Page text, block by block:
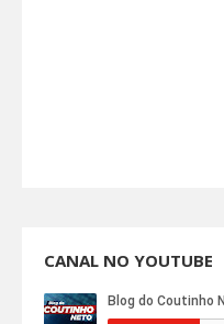
CANAL NO YOUTUBE